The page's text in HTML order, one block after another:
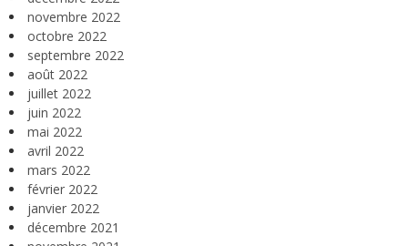
novembre 2022
octobre 2022
septembre 2022
août 2022
juillet 2022
juin 2022
mai 2022
avril 2022
mars 2022
février 2022
janvier 2022
décembre 2021